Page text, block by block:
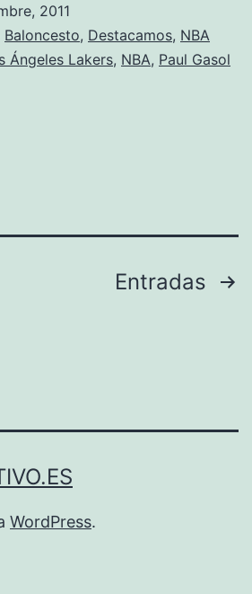
Gasol
por
2011
Baloncesto, Destacamos, NBA
Ángeles Lakers, NBA, Paul Gasol
Entradas
WordPress.